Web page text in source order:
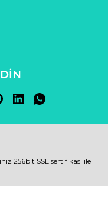
256bit SSL sertifikası ile